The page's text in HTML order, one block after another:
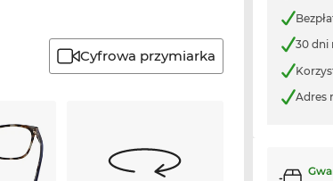
Cyfrowa przymiarka
30 dni
Adres